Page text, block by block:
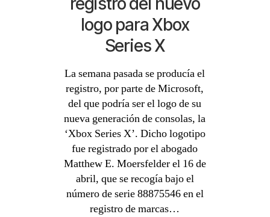
logo para Xbox
Series X
La semana pasada se producía el
registro, por parte de Microsoft,
del que podría ser el logo de su
nueva generación de consolas, la
‘Xbox Series X’. Dicho logotipo
fue registrado por el abogado
Matthew E. Moersfelder el 16 de
abril, que se recogía bajo el
número de serie 88875546 en el
registro de marcas…